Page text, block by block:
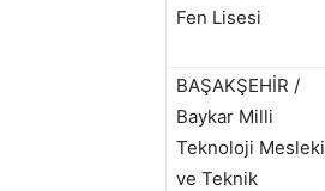
Fen Lisesi
BAŞAKŞEHİR /
Baykar Milli
Teknoloji Mesleki
ve Teknik